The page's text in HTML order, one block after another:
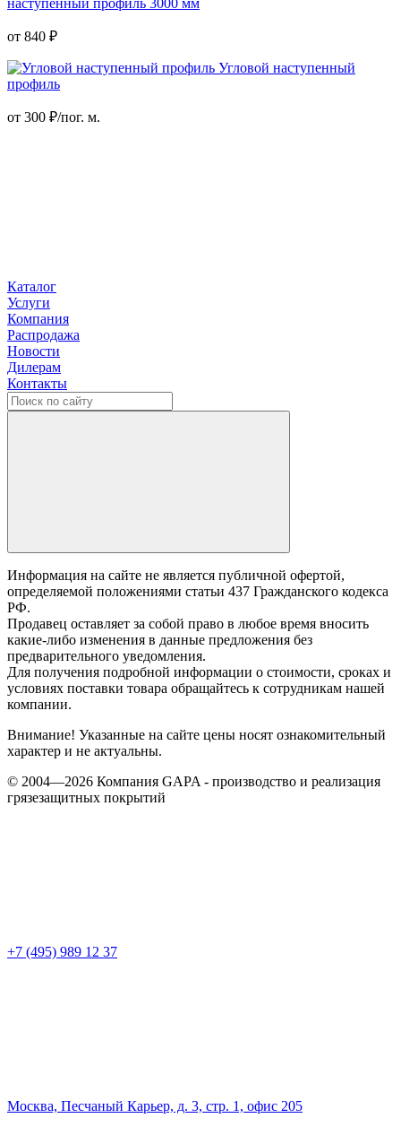
наступенный профиль 3000 мм
от 840 ₽
Угловой наступенный
профиль
от 300 ₽/пог. м.
Каталог
Услуги
Компания
Распродажа
Новости
Дилерам
Контакты
Информация на сайте не является публичной офертой,
определяемой положениями статьи 437 Гражданского кодекса
РФ.
Продавец оставляет за собой право в любое время вносить
какие-либо изменения в данные предложения без
предварительного уведомления.
Для получения подробной информации о стоимости, сроках и
условиях поставки товара обращайтесь к сотрудникам нашей
компании.
Внимание! Указанные на сайте цены носят ознакомительный
характер и не актуальны.
© 2004—2026 Компания GAPA - производство и реализация
грязезащитных покрытий
+7 (495) 989 12 37
Москва, Песчаный Карьер, д. 3, стр. 1, офис 205